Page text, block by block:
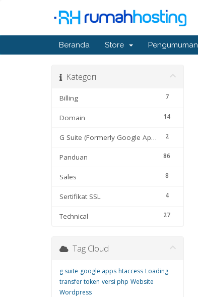
Beranda Store Pengumuman
Kategori
7
Billing
14
Domain
2
G Suite (Formerly Google Apps)
86
Panduan
8
Sales
4
Sertifikat SSL
27
Technical
Tag Cloud
g suite google apps htaccess Loading
transfer token versi php Website
Wordpress